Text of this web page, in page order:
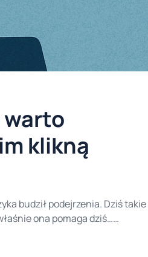
warto
klikną
budził podejrzenia. Dziś
ona pomaga dziś…